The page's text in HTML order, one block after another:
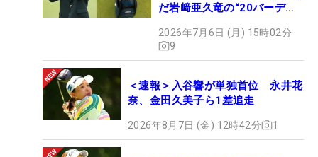
だ岩﨑亜久竜の“20バーデ
2026年7月6日 (月) 15時02分
9
＜速報＞入谷響が単独首位 永井花
奈、金田久美子ら1差追走
2026年8月7日 (金) 12時42分 1